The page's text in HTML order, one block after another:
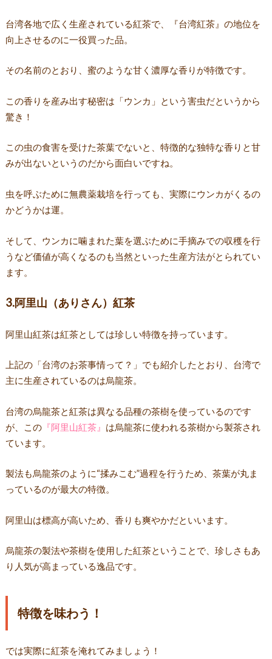
台湾各地で広く生産されている紅茶で、『台湾紅茶』の地位を
向上させるのに一役買った品。
その名前のとおり、蜜のような甘く濃厚な香りが特徴です。
この香りを産み出す秘密は「ウンカ」という害虫だというから
驚き！
この虫の食害を受けた茶葉でないと、特徴的な独特な香りと甘
みが出ないというのだから面白いですね。
虫を呼ぶために無農薬栽培を行っても、実際にウンカがくるの
かどうかは運。
そして、ウンカに噛まれた葉を選ぶために手摘みでの収穫を行
うなど価値が高くなるのも当然といった生産方法がとられてい
ます。
3.阿里山（ありさん）紅茶
阿里山紅茶は紅茶としては珍しい特徴を持っています。
上記の「台湾のお茶事情って？」でも紹介したとおり、台湾で
主に生産されているのは烏龍茶。
台湾の烏龍茶と紅茶は異なる品種の茶樹を使っているのです
が、この『阿里山紅茶』 は烏龍茶に使われる茶樹から製茶され
ています。
製法も烏龍茶のように“揉みこむ”過程を行うため、茶葉が丸ま
っているのが最大の特徴。
阿里山は標高が高いため、香りも爽やかだといいます。
烏龍茶の製法や茶樹を使用した紅茶ということで、珍しさもあ
り人気が高まっている逸品です。
特徴を味わう！
では実際に紅茶を淹れてみましょう！